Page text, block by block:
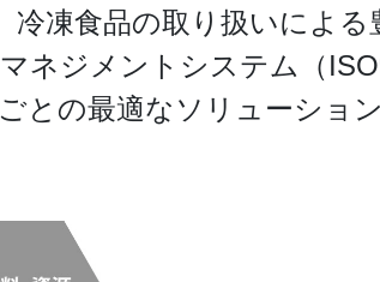
冷凍食品の取り扱いによる
ネジメントシステム（
との最適なソリューショ